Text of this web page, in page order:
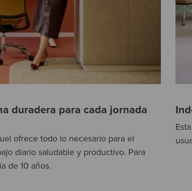
duradera para cada jornada
ofrece todo lo necesario para el
diario saludable y productivo. Para
de 10 años.